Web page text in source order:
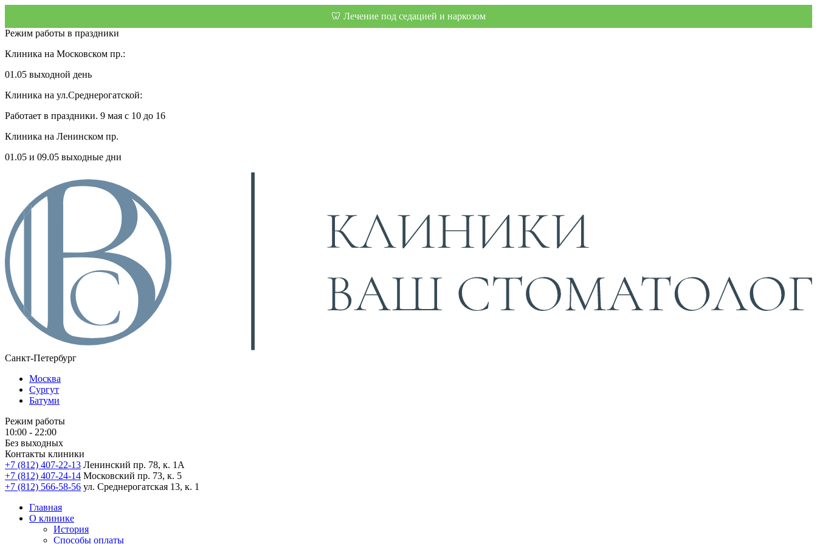
🦷 Лечение под седацией и наркозом
Режим работы в праздники
Клиника на Московском пр.:
01.05 выходной день
Клиника на ул.Среднерогатской:
Работает в праздники. 9 мая с 10 до 16
Клиника на Ленинском пр.
01.05 и 09.05 выходные дни
Санкт-Петербург
Москва
Сургут
Батуми
Режим работы
10:00 - 22:00
Без выходных
Контакты клиники
+7 (812) 407-22-13 Ленинский пр. 78, к. 1А
+7 (812) 407-24-14 Московский пр. 73, к. 5
+7 (812) 566-58-56 ул. Среднерогатская 13, к. 1
Главная
О клинике
История
Способы оплаты